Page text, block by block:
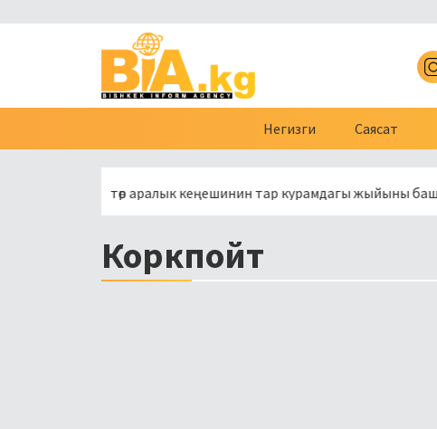
Негизги Саясат
өкмөттөр аралык кеңешинин тар курамдагы жыйыны башталды
Коркпойт